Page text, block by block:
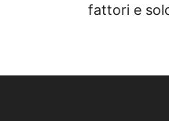
fattori e